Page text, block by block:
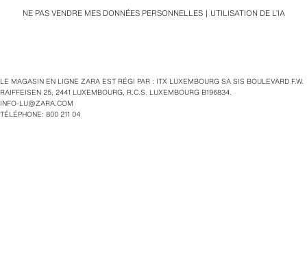
NE PAS VENDRE MES DONNÉES PERSONNELLES UTILISATION DE L’IA
LE MAGASIN EN LIGNE ZARA EST RÉGI PAR : ITX LUXEMBOURG SA SIS BOULEVARD F.W.
RAIFFEISEN 25, 2441 LUXEMBOURG, R.C.S. LUXEMBOURG B196834.
INFO-LU@ZARA.COM
TÉLÉPHONE: 800 211 04